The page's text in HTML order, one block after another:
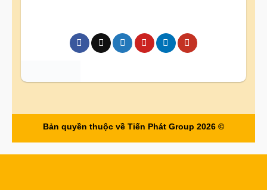
Bản quyền thuộc về Tiến Phát Group 2026 ©